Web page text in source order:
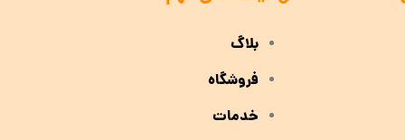
بلاگ
فروشگاه
خدمات